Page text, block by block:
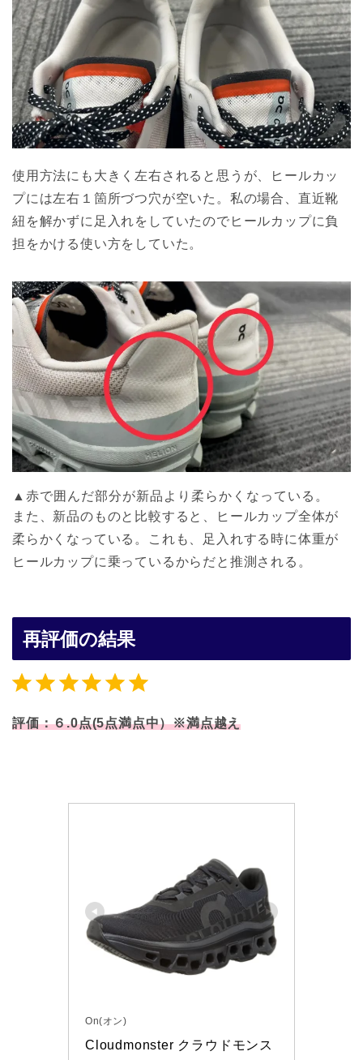
使用方法にも大きく左右されると思うが、ヒールカッ
プには左右１箇所づつ穴が空いた。私の場合、直近靴
紐を解かずに足入れをしていたのでヒールカップに負
担をかける使い方をしていた。
▲赤で囲んだ部分が新品より柔らかくなっている。
また、新品のものと比較すると、ヒールカップ全体が
柔らかくなっている。これも、足入れする時に体重が
ヒールカップに乗っているからだと推測される。
再評価の結果
評価：６.0点(5点満点中）※満点越え
On(オン)
Cloudmonster クラウドモンス